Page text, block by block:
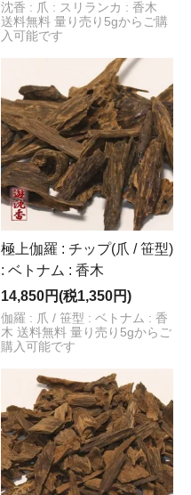
沈香 : 爪 : スリランカ : 香木
送料無料 量り売り5gからご購
入可能です
極上伽羅 : チップ(爪 / 笹型)
: ベトナム : 香木
14,850円(税1,350円)
伽羅 : 爪 / 笹型 : ベトナム : 香
木 送料無料 量り売り5gからご
購入可能です